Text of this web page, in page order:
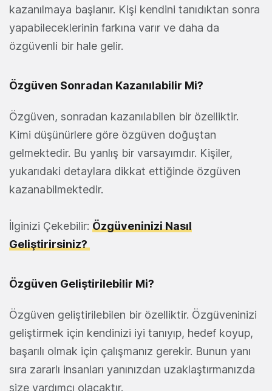
kazanılmaya başlanır. Kişi kendini tanıdıktan sonra
yapabileceklerinin farkına varır ve daha da
özgüvenli bir hale gelir.
Özgüven Sonradan Kazanılabilir Mi?
Özgüven, sonradan kazanılabilen bir özelliktir.
Kimi düşünürlere göre özgüven doğuştan
gelmektedir. Bu yanlış bir varsayımdır. Kişiler,
yukarıdaki detaylara dikkat ettiğinde özgüven
kazanabilmektedir.
İlginizi Çekebilir: Özgüveninizi Nasıl
Geliştirirsiniz?
Özgüven Geliştirilebilir Mi?
Özgüven geliştirilebilen bir özelliktir. Özgüveninizi
geliştirmek için kendinizi iyi tanıyıp, hedef koyup,
başarılı olmak için çalışmanız gerekir. Bunun yanı
sıra zararlı insanları yanınızdan uzaklaştırmanızda
size yardımcı olacaktır.